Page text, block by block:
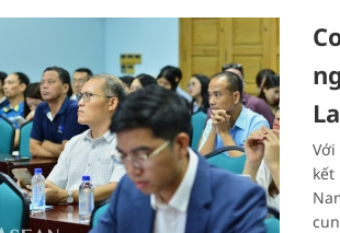
kết